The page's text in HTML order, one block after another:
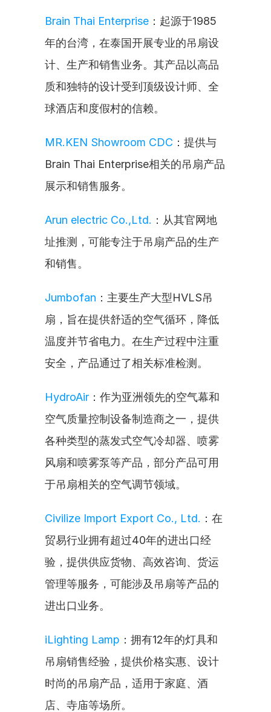
Brain Thai Enterprise ：起源于1985
年的台湾，在泰国开展专业的吊扇设
计、生产和销售业务。其产品以高品
质和独特的设计受到顶级设计师、全
球酒店和度假村的信赖。
MR.KEN Showroom CDC ：提供与
Brain Thai Enterprise相关的吊扇产品
展示和销售服务。
Arun electric Co.,Ltd. ：从其官网地
址推测，可能专注于吊扇产品的生产
和销售。
Jumbofan ：主要生产大型HVLS吊
扇，旨在提供舒适的空气循环，降低
温度并节省电力。在生产过程中注重
安全，产品通过了相关标准检测。
HydroAir ：作为亚洲领先的空气幕和
空气质量控制设备制造商之一，提供
各种类型的蒸发式空气冷却器、喷雾
风扇和喷雾泵等产品，部分产品可用
于吊扇相关的空气调节领域。
Civilize Import Export Co., Ltd. ：在
贸易行业拥有超过40年的进出口经
验，提供供应货物、高效咨询、货运
管理等服务，可能涉及吊扇等产品的
进出口业务。
iLighting Lamp ：拥有12年的灯具和
吊扇销售经验，提供价格实惠、设计
时尚的吊扇产品，适用于家庭、酒
店、寺庙等场所。